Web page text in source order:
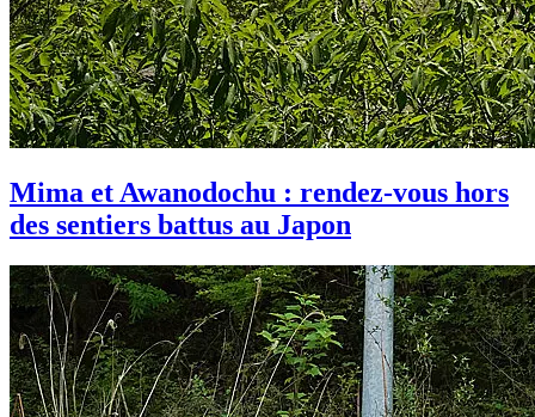
Mima et Awanodochu : rendez-vous hors
des sentiers battus au Japon